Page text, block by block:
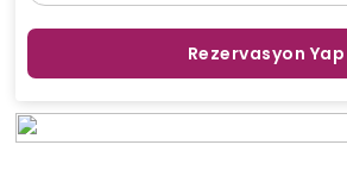
Rezervasyon Yap